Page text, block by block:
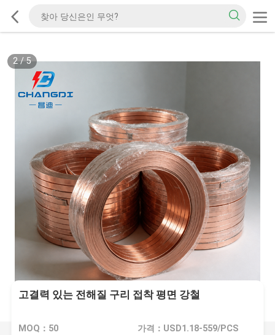
2/5
고결력 있는 전해질 구리 접착 평면 강철
MOQ：50 가격：USD1.18-559/PCS